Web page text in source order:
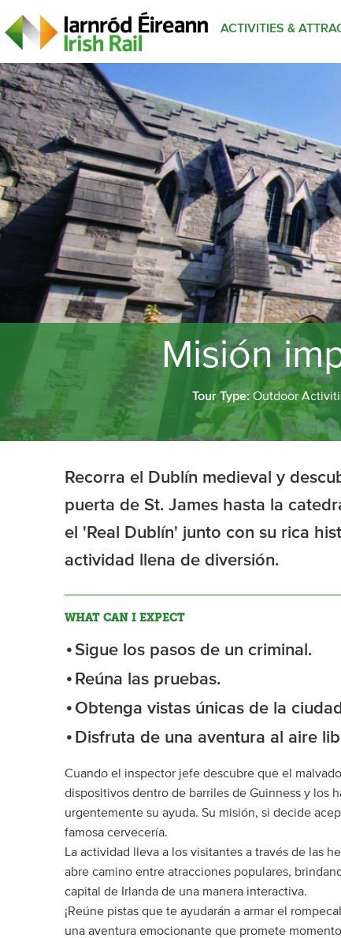
ACTIVITIES &
Misión
Tour Type:Outdoor
Recorra el Dublín medieval y
puerta de St. James hasta la
el 'Real Dublín' junto con su rica
actividad llena de diversión.
WHAT CAN I EXPECT
Sigue los pasos de un criminal.
Reúna las pruebas.
Obtenga vistas únicas de la
Disfruta de una aventura al aire
Cuando el inspector jefe descubre que el
dispositivos dentro de barriles de Guinness y los
urgentemente su ayuda. Su misión, si decide
famosa cervecería.
La actividad lleva a los visitantes a través de las
abre camino entre atracciones populares,
capital de Irlanda de una manera interactiva.
¡Reúne pistas que te ayudarán a armar el
una aventura emocionante que promete